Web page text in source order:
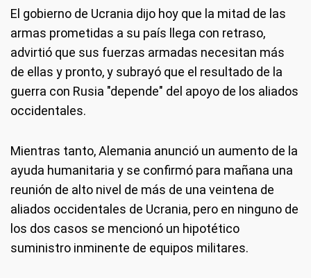
El gobierno de Ucrania dijo hoy que la mitad de las
armas prometidas a su país llega con retraso,
advirtió que sus fuerzas armadas necesitan más
de ellas y pronto, y subrayó que el resultado de la
guerra con Rusia "depende" del apoyo de los aliados
occidentales.
Mientras tanto, Alemania anunció un aumento de la
ayuda humanitaria y se confirmó para mañana una
reunión de alto nivel de más de una veintena de
aliados occidentales de Ucrania, pero en ninguno de
los dos casos se mencionó un hipotético
suministro inminente de equipos militares.